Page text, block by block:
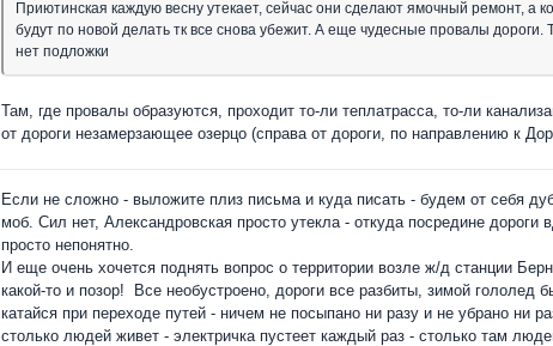
Приютинская каждую весну утекает, сейчас они сделают ямочный ремонт, а
будут по новой делать тк все снова убежит. А еще чудесные провалы дороги.
нет подложки
Там, где провалы образуются, проходит то-ли теплатрасса, то-ли
от дороги незамерзающее озерцо (справа от дороги, по направлению к
Если не сложно - выложите плиз письма и куда писать - будем от себя
моб. Сил нет, Александровская просто утекла - откуда посредине дороги
просто непонятно.
И еще очень хочется поднять вопрос о территории возле ж/д станции
какой-то и позор! Все необустроено, дороги все разбиты, зимой гололед
катайся при переходе путей - ничем не посыпано ни разу и не убрано ни
столько людей живет - электричка пустеет каждый раз - столько там